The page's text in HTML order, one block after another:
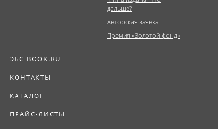
дальше?
Авторская заявка
Премия «Золотой фонд»
ЭБС BOOK.RU
КОНТАКТЫ
КАТАЛОГ
ПРАЙС-ЛИСТЫ